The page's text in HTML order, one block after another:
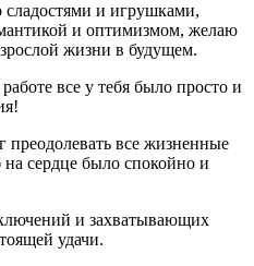
сладостями и игрушками,
и оптимизмом, желаю
жизни в будущем.
все у тебя было просто и
преодолевать все жизненные
сердце было спокойно и
и захватывающих
удачи.